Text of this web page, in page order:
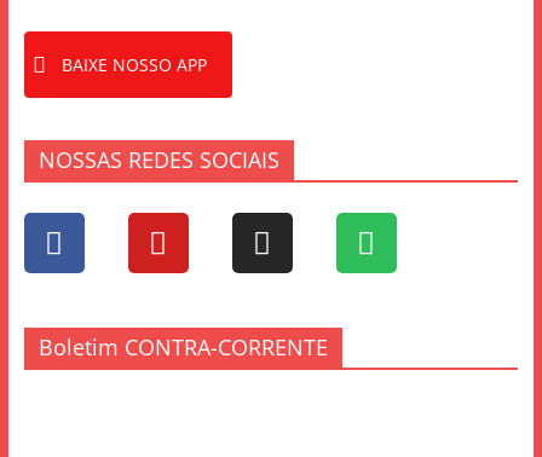
BAIXE NOSSO APP
NOSSAS REDES SOCIAIS
Boletim CONTRA-CORRENTE